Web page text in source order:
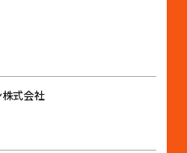
株式会社